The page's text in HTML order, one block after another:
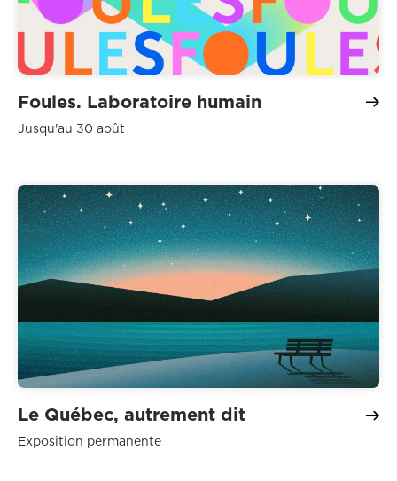
Foules. Laboratoire humain
Jusqu'au 30 août
Le Québec, autrement dit
Exposition permanente